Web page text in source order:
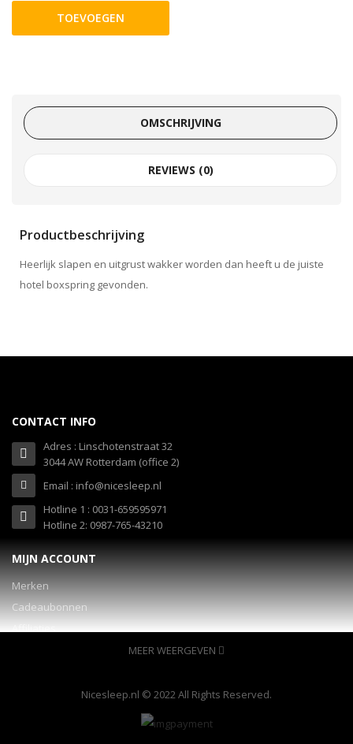
OMSCHRIJVING
REVIEWS (0)
Productbeschrijving
Heerlijk slapen en uitgrust wakker worden dan heeft u de juiste
hotel boxspring gevonden.
CONTACT INFO
Adres : Linschotenstraat 32
3044 AW Rotterdam (office 2)
Email : info@nicesleep.nl
Hotline 1 : 0031-659595971
Hotline 2: 0987-765-43210
MIJN ACCOUNT
Merken
Cadeaubonnen
Affiliaties
MEER WEERGEVEN
Nicesleep.nl © 2022 All Rights Reserved.